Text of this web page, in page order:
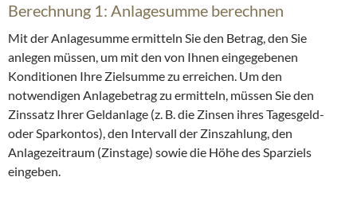
Berechnung 1: Anlagesumme berechnen
Mit der Anlagesumme ermitteln Sie den Betrag, den Sie
anlegen müssen, um mit den von Ihnen eingegebenen
Konditionen Ihre Zielsumme zu erreichen. Um den
notwendigen Anlagebetrag zu ermitteln, müssen Sie den
Zinssatz Ihrer Geldanlage (z. B. die Zinsen ihres Tagesgeld-
oder Sparkontos), den Intervall der Zinszahlung, den
Anlagezeitraum (Zinstage) sowie die Höhe des Sparziels
eingeben.